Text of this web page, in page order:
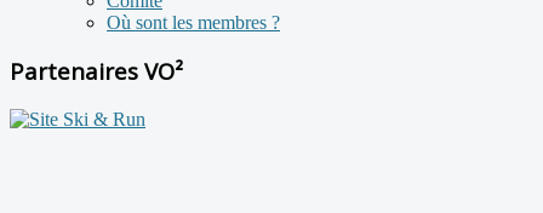
Où sont les membres ?
Partenaires VO²